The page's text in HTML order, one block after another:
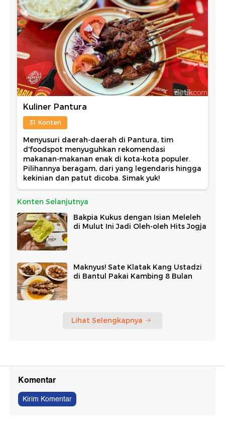
Kuliner Pantura
31 Konten
Menyusuri daerah-daerah di Pantura, tim
d'foodspot menyuguhkan rekomendasi
makanan-makanan enak di kota-kota populer.
Pilihannya beragam, dari yang legendaris hingga
kekinian dan patut dicoba. Simak yuk!
Konten Selanjutnya
Bakpia Kukus dengan Isian Meleleh
di Mulut Ini Jadi Oleh-oleh Hits Jogja
Maknyus! Sate Klatak Kang Ustadzi
di Bantul Pakai Kambing 8 Bulan
Lihat Selengkapnya
Komentar
Kirim Komentar